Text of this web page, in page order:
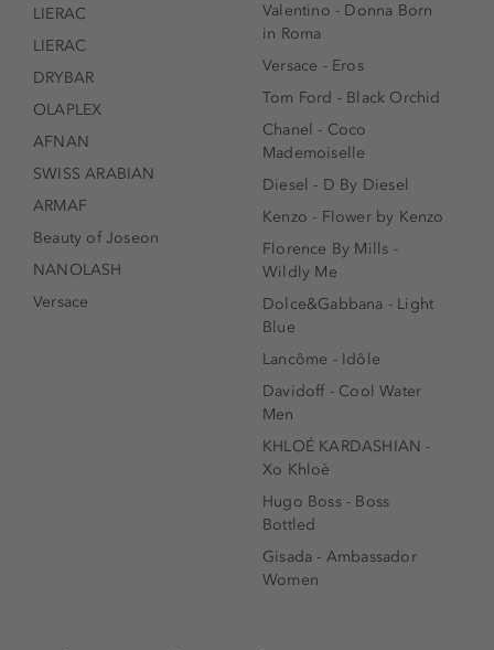
LIERAC
LIERAC
DRYBAR
OLAPLEX
AFNAN
SWISS ARABIAN
ARMAF
Beauty of Joseon
NANOLASH
Versace
Valentino - Donna Born
in Roma
Versace - Eros
Tom Ford - Black Orchid
Chanel - Coco
Mademoiselle
Diesel - D By Diesel
Kenzo - Flower by Kenzo
Florence By Mills -
Wildly Me
Dolce&Gabbana - Light
Blue
Lancôme - Idôle
Davidoff - Cool Water
Men
KHLOÉ KARDASHIAN -
Xo Khloè
Hugo Boss - Boss
Bottled
Gisada - Ambassador
Women